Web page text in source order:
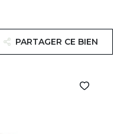
PARTAGER CE BIEN